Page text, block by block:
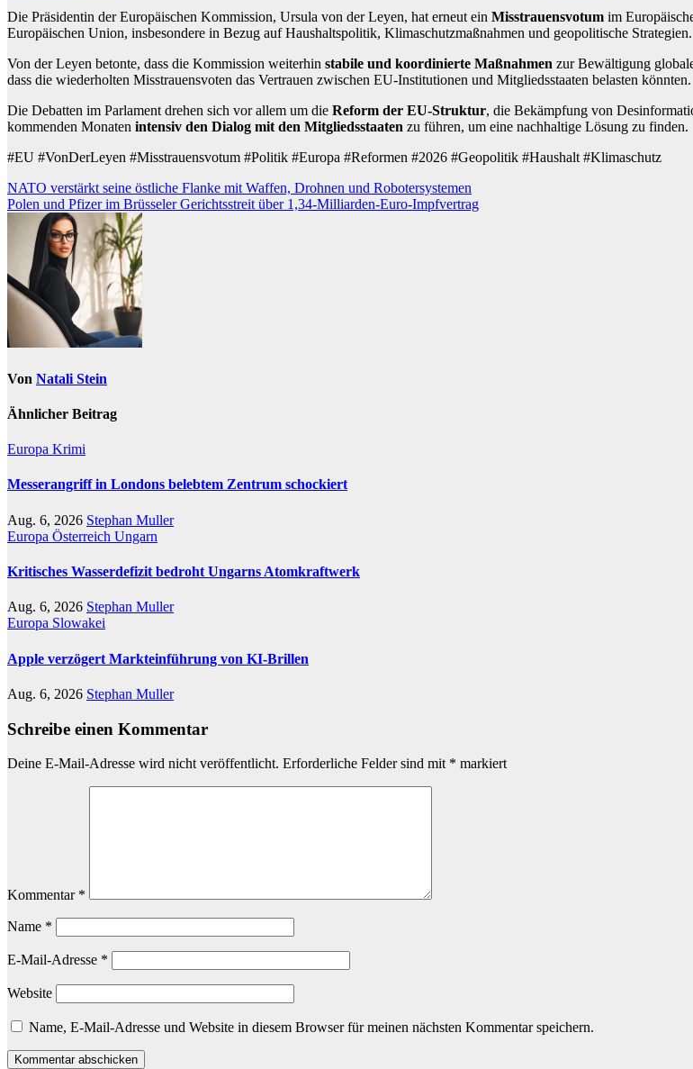
Die Präsidentin der Europäischen Kommission, Ursula von der Leyen, hat erneut ein Misstrauensvotum im
Europäischen Union, insbesondere in Bezug auf Haushaltspolitik, Klimaschutzmaßnahmen und geopolitische Strategien.
Von der Leyen betonte, dass die Kommission weiterhin stabile und koordinierte Maßnahmen zur Bewältigung
dass die wiederholten Misstrauensvoten das Vertrauen zwischen EU-Institutionen und Mitgliedsstaaten belasten könnten.
Die Debatten im Parlament drehen sich vor allem um die Reform der EU-Struktur, die Bekämpfung von
kommenden Monaten intensiv den Dialog mit den Mitgliedsstaaten zu führen, um eine nachhaltige Lösung zu finden.
#EU #VonDerLeyen #Misstrauensvotum #Politik #Europa #Reformen #2026 #Geopolitik #Haushalt #Klimaschutz
Beitragsnavigation
NATO verstärkt seine östliche Flanke mit Waffen, Drohnen und Robotersystemen
Polen und Pfizer im Brüsseler Gerichtsstreit über 1,34-Milliarden-Euro-Impfvertrag
Von Natali Stein
Ähnlicher Beitrag
Europa Krimi
Messerangriff in Londons belebtem Zentrum schockiert
Aug. 6, 2026 Stephan Muller
Europa Österreich Ungarn
Kritisches Wasserdefizit bedroht Ungarns Atomkraftwerk
Aug. 6, 2026 Stephan Muller
Europa Slowakei
Apple verzögert Markteinführung von KI-Brillen
Aug. 6, 2026 Stephan Muller
Schreibe einen Kommentar
Deine E-Mail-Adresse wird nicht veröffentlicht. Erforderliche Felder sind mit * markiert
Kommentar *
Name *
E-Mail-Adresse *
Website
Name, E-Mail-Adresse und Website in diesem Browser für meinen nächsten Kommentar speichern.